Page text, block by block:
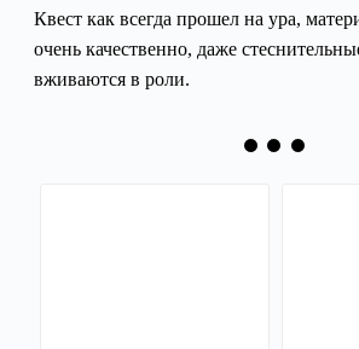
Квест как всегда прошел на ура,
очень качественно, даже
вживаются в роли.